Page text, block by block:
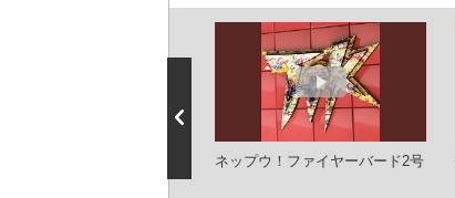
ネップウ！ファイヤーバード2号